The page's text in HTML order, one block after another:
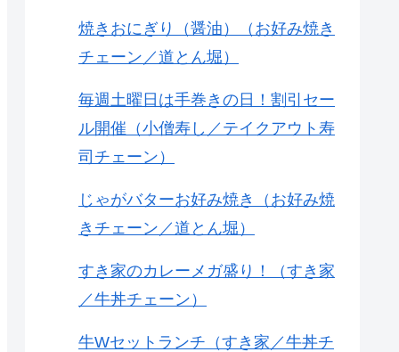
焼きおにぎり（醤油）（お好み焼き
チェーン／道とん堀）
毎週土曜日は手巻きの日！割引セー
ル開催（小僧寿し／テイクアウト寿
司チェーン）
じゃがバターお好み焼き（お好み焼
きチェーン／道とん堀）
すき家のカレーメガ盛り！（すき家
／牛丼チェーン）
牛Wセットランチ（すき家／牛丼チ